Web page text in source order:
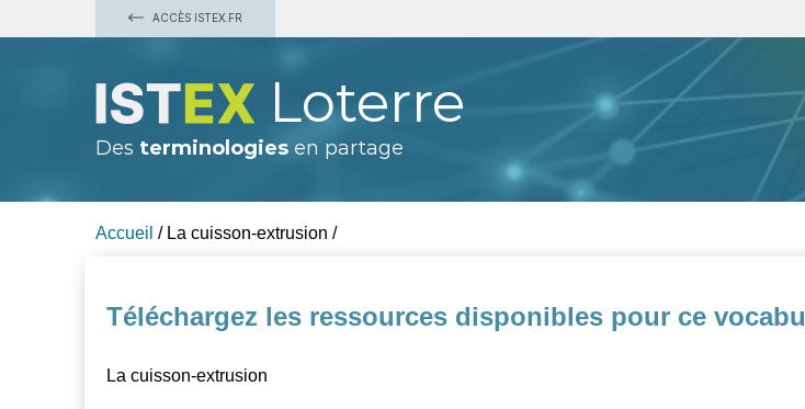
ACCÈS ISTEX.FR
Loterre
Des terminologies en partage
Accueil / La cuisson-extrusion /
Téléchargez les ressources disponibles pour ce
La cuisson-extrusion